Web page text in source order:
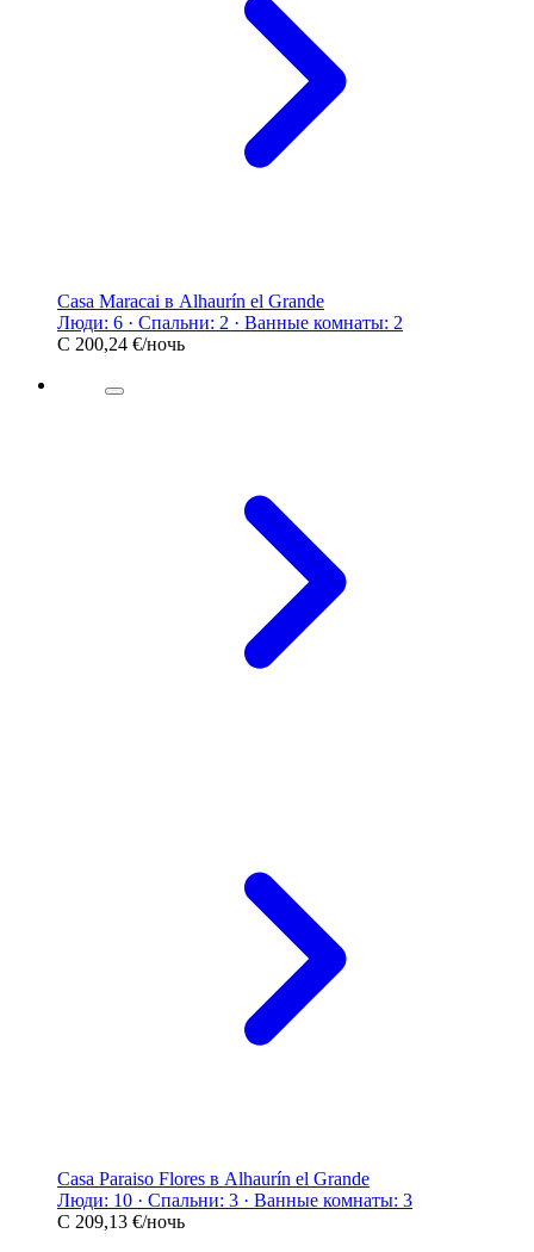
Casa Maracai в Alhaurín el Grande
Люди: 6 · Спальни: 2 · Ванные комнаты: 2
С 200,24 €/ночь
Casa Paraiso Flores в Alhaurín el Grande
Люди: 10 · Спальни: 3 · Ванные комнаты: 3
С 209,13 €/ночь